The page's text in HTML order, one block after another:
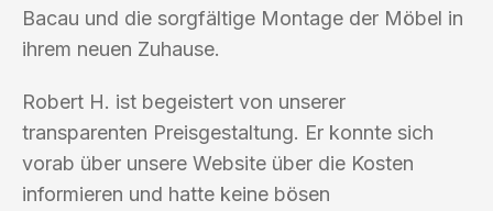
Bacau und die sorgfältige Montage der Möbel in
ihrem neuen Zuhause.
Robert H. ist begeistert von unserer
transparenten Preisgestaltung. Er konnte sich
vorab über unsere Website über die Kosten
informieren und hatte keine bösen